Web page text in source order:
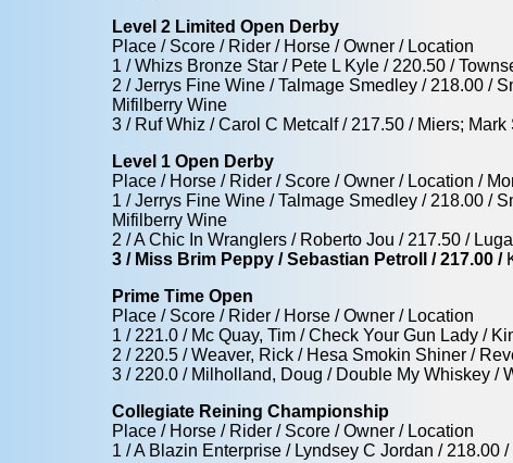
Level 2 Limited Open Derby
Place / Score / Rider / Horse / Owner / Location
1 / Whizs Bronze Star / Pete L Kyle / 220.50 /
2 / Jerrys Fine Wine / Talmage Smedley / 218.00 /
Mifilberry Wine
3 / Ruf Whiz / Carol C Metcalf / 217.50 / Miers;
Level 1 Open Derby
Place / Horse / Rider / Score / Owner / Location /
1 / Jerrys Fine Wine / Talmage Smedley / 218.00 /
Mifilberry Wine
2 / A Chic In Wranglers / Roberto Jou / 217.50 /
3 / Miss Brim Peppy / Sebastian Petroll / 217.00 /
Prime Time Open
Place / Score / Rider / Horse / Owner / Location
1 / 221.0 / Mc Quay, Tim / Check Your Gun Lady /
2 / 220.5 / Weaver, Rick / Hesa Smokin Shiner /
3 / 220.0 / Milholland, Doug / Double My Whiskey /
Collegiate Reining Championship
Place / Horse / Rider / Score / Owner / Location
1 / A Blazin Enterprise / Lyndsey C Jordan / 218.00